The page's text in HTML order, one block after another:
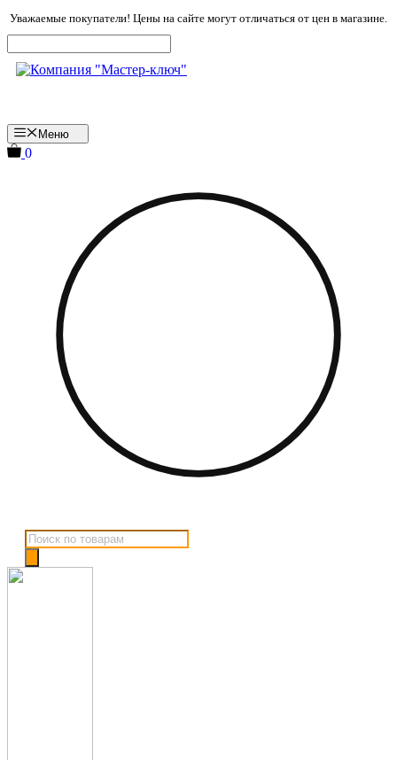
Перейти
к
содержимому
Уважаемые покупатели! Цены на сайте могут отличаться от цен в магазине.
Меню
0
Поиск
товаров